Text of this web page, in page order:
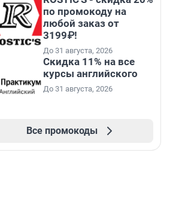
по промокоду на
любой заказ от
3199₽!
До 31 августа, 2026
Скидка 11% на все
курсы английского
До 31 августа, 2026
Все промокоды